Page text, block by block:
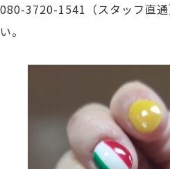
080-3720-1541（スタッフ直
い。